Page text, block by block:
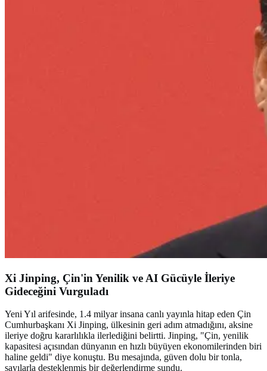
Xi Jinping, Çin'in Yenilik ve AI Gücüyle İleriye
Gideceğini Vurguladı
Yeni Yıl arifesinde, 1.4 milyar insana canlı yayınla hitap eden Çin
Cumhurbaşkanı Xi Jinping, ülkesinin geri adım atmadığını, aksine
ileriye doğru kararlılıkla ilerlediğini belirtti. Jinping, "Çin, yenilik
kapasitesi açısından dünyanın en hızlı büyüyen ekonomilerinden biri
haline geldi" diye konuştu. Bu mesajında, güven dolu bir tonla,
sayılarla desteklenmiş bir değerlendirme sundu.